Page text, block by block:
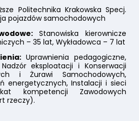
Politechnika Krakowska Specj.
pojazdów samochodowych
Stanowiska kierownicze
– 35 lat, Wykładowca – 7 lat
Uprawnienia pedagogiczne,
eksploatacji i Konserwacji
i Żurawi Samochodowych,
energetycznych, Instalacji i sieci
kompetencji Zawodowych
rzeczy).